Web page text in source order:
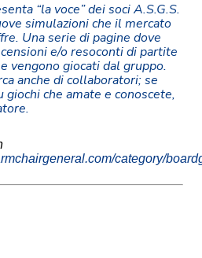
“la voce” dei soci A.S.G.S.
simulazioni che il mercato
Una serie di pagine dove
e/o resoconti di partite
vengono giocati dal gruppo.
anche di collaboratori; se
che amate e conoscete,
.
category/